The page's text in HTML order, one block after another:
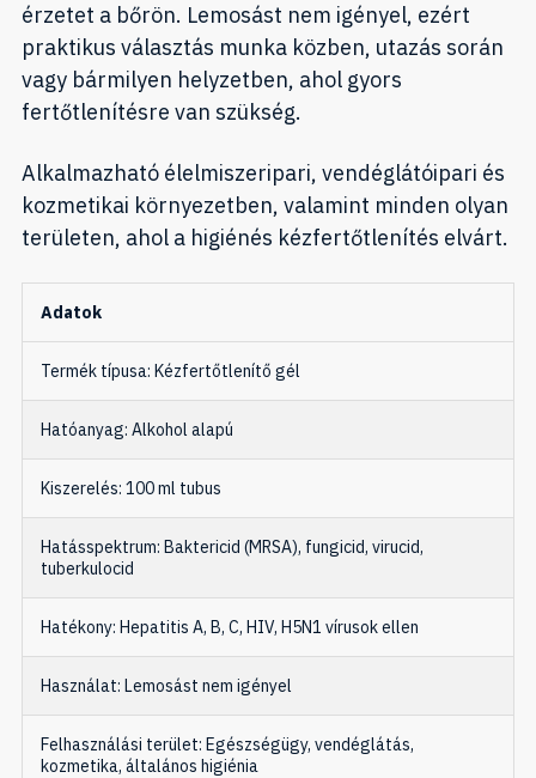
érzetet a bőrön. Lemosást nem igényel, ezért
praktikus választás munka közben, utazás során
vagy bármilyen helyzetben, ahol gyors
fertőtlenítésre van szükség.
Alkalmazható élelmiszeripari, vendéglátóipari és
kozmetikai környezetben, valamint minden olyan
területen, ahol a higiénés kézfertőtlenítés elvárt.
Adatok
Termék típusa: Kézfertőtlenítő gél
Hatóanyag: Alkohol alapú
Kiszerelés: 100 ml tubus
Hatásspektrum: Baktericid (MRSA), fungicid, virucid,
tuberkulocid
Hatékony: Hepatitis A, B, C, HIV, H5N1 vírusok ellen
Használat: Lemosást nem igényel
Felhasználási terület: Egészségügy, vendéglátás,
kozmetika, általános higiénia